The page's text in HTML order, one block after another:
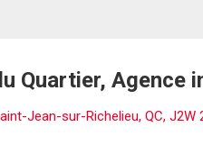
Quartier, Agence
Jean-sur-Richelieu, QC, J2W